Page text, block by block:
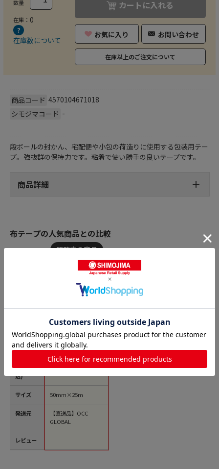
数量
在庫： 0
在庫数について
カートに入れる
お気に入り お問い合わせ
在庫以上のご注文について
商品コード 4570104671018
シモジマコード -
段ボールの封かん、宅配便や小包の荷造りに使用する包装用テー
プ。強抜群の保持力です。粘着で使い勝手の良いテープです。
商品詳細
布テープの人気商品との比較
商品名
価格(税
込)
サイズ
発送元
レビュー
OCC GLOBAL 梱包用
布粘着テープ 軽量タ
イプ 50mm×25m 茶
OC-101 1巻（ご注文
￥209
50mm×25m
【直送品】OCC
GLOBAL